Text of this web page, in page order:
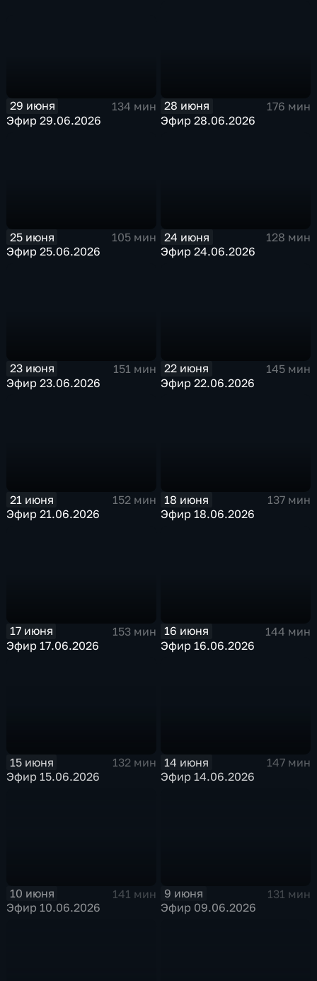
29 июня
134 мин
Эфир 29.06.2026
28 июня
176 мин
Эфир 28.06.2026
25 июня
105 мин
Эфир 25.06.2026
24 июня
128 мин
Эфир 24.06.2026
23 июня
151 мин
Эфир 23.06.2026
22 июня
145 мин
Эфир 22.06.2026
21 июня
152 мин
Эфир 21.06.2026
18 июня
137 мин
Эфир 18.06.2026
17 июня
153 мин
Эфир 17.06.2026
16 июня
144 мин
Эфир 16.06.2026
15 июня
132 мин
Эфир 15.06.2026
14 июня
147 мин
Эфир 14.06.2026
10 июня
141 мин
Эфир 10.06.2026
9 июня
131 мин
Эфир 09.06.2026